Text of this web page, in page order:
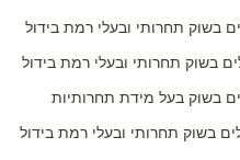
בשוק תחרותי ובעלי רמת בידול
בשוק תחרותי ובעלי רמת בידול
בשוק בעל מידת תחרותיות
בשוק תחרותי ובעלי רמת בידול